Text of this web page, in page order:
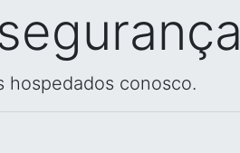
hospedados conosco.